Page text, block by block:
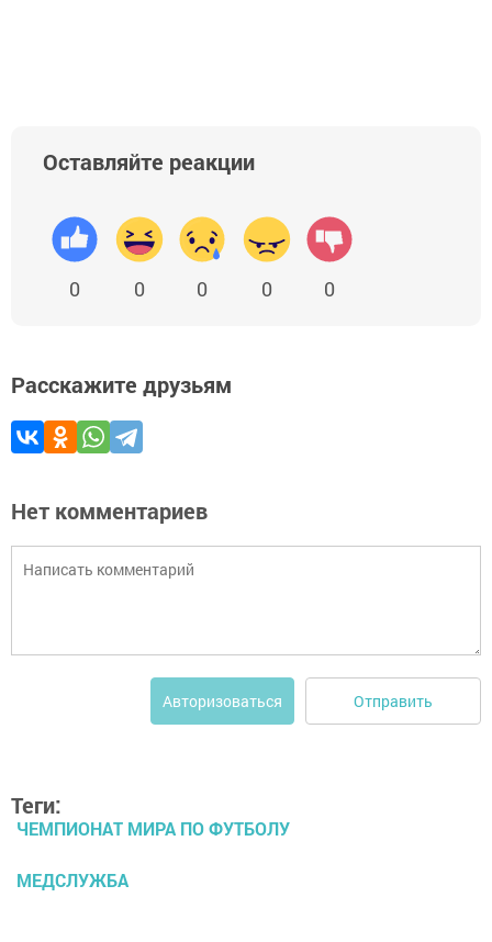
Оставляйте реакции
0 0 0 0 0
Расскажите друзьям
Нет комментариев
Авторизоваться Отправить
Теги:
ЧЕМПИОНАТ МИРА ПО ФУТБОЛУ
МЕДСЛУЖБА